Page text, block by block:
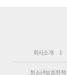
회사소개
청소년보호정책